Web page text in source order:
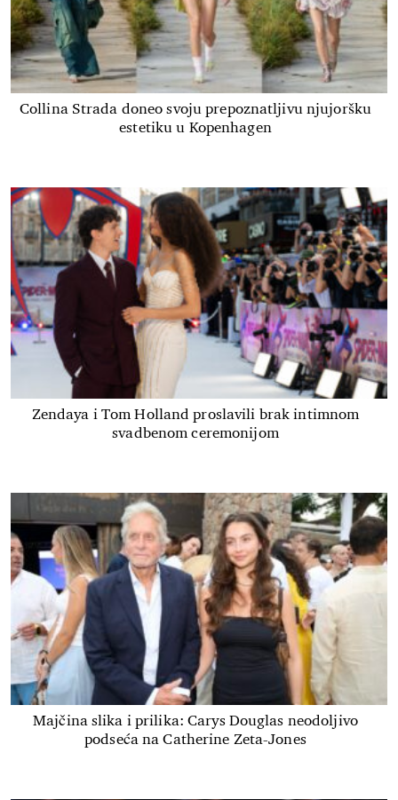
Collina Strada doneo svoju prepoznatljivu njujoršku
estetiku u Kopenhagen
Zendaya i Tom Holland proslavili brak intimnom
svadbenom ceremonijom
Majčina slika i prilika: Carys Douglas neodoljivo
podseća na Catherine Zeta-Jones